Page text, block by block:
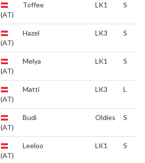
(AT)
Toffee LK1 S
(AT)
Hazel LK3 S
(AT)
Melya LK1 S
(AT)
Matti LK3 L
(AT)
Budi Oldies S
(AT)
Leeloo LK1 S